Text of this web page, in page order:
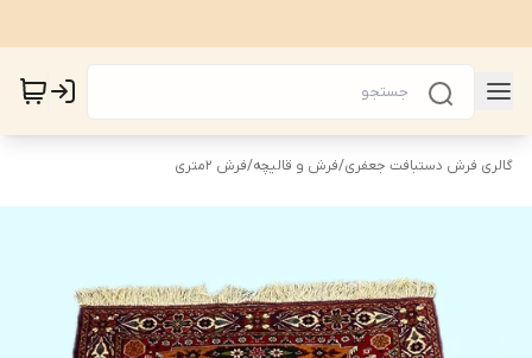
گالری فرش دستبافت جعفری/فرش و قالیچه/فرش 2متری